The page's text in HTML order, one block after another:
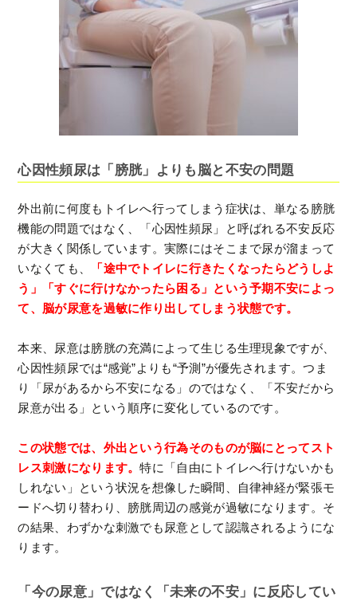
心因性頻尿は「膀胱」よりも脳と不安の問題
外出前に何度もトイレへ行ってしまう症状は、単なる膀胱
機能の問題ではなく、「心因性頻尿」と呼ばれる不安反応
が大きく関係しています。実際にはそこまで尿が溜まって
いなくても、
「途中でトイレに行きたくなったらどうしよ
う」「すぐに行けなかったら困る」という予期不安によっ
て、脳が尿意を過敏に作り出してしまう状態です。
本来、尿意は膀胱の充満によって生じる生理現象ですが、
心因性頻尿では“感覚”よりも“予測”が優先されます。つま
り「尿があるから不安になる」のではなく、「不安だから
尿意が出る」という順序に変化しているのです。
この状態では、外出という行為そのものが脳にとってスト
レス刺激になります。特に「自由にトイレへ行けないかも
しれない」という状況を想像した瞬間、自律神経が緊張モ
ードへ切り替わり、膀胱周辺の感覚が過敏になります。そ
の結果、わずかな刺激でも尿意として認識されるようにな
ります。
「今の尿意」ではなく「未来の不安」に反応してい